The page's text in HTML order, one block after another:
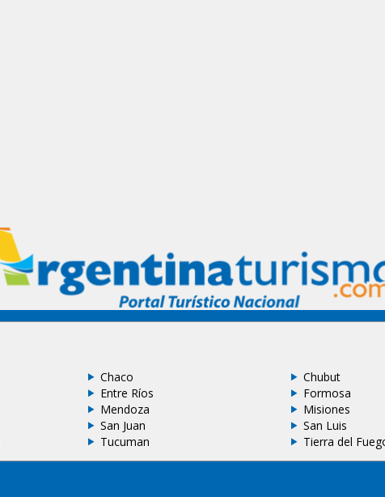
Chaco Chubut
Entre Ríos Formosa
Mendoza Misiones
San Juan San Luis
Tucuman Tierra del